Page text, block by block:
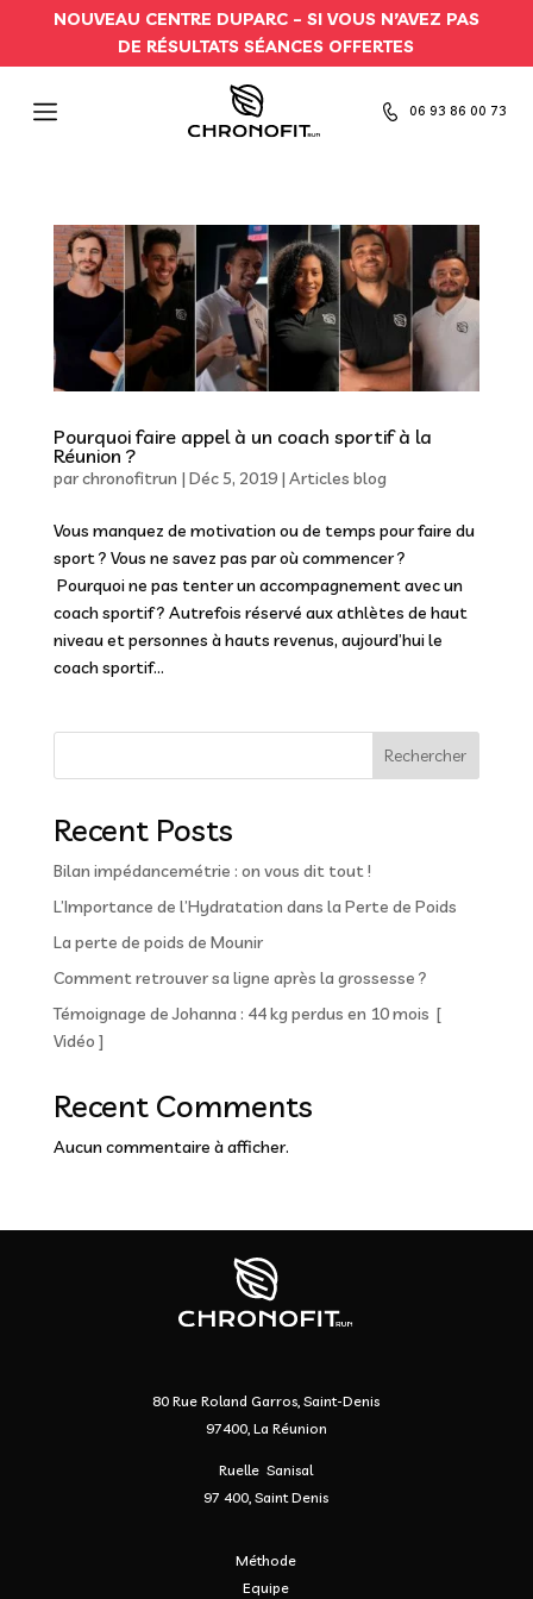
NOUVEAU CENTRE DUPARC – SI VOUS N’AVEZ PAS
DE RÉSULTATS SÉANCES OFFERTES
06 93 86 00 73
Pourquoi faire appel à un coach sportif à la
Réunion ?
parchronofitrun | Déc 5, 2019| Articles blog
Vous manquez de motivation ou de temps pour faire du
sport ? Vous ne savez pas par où commencer ?
Pourquoi ne pas tenter un accompagnement avec un
coach sportif ? Autrefois réservé aux athlètes de haut
niveau et personnes à hauts revenus, aujourd’hui le
coach sportif...
Rechercher
Recent Posts
Bilan impédancemétrie : on vous dit tout !
L’Importance de l’Hydratation dans la Perte de Poids
La perte de poids de Mounir
Comment retrouver sa ligne après la grossesse ?
Témoignage de Johanna : 44 kg perdus en 10 mois [
Vidéo ]
Recent Comments
Aucun commentaire à afficher.
80 Rue Roland Garros, Saint-Denis
97400, La Réunion
Ruelle Sanisal
97 400, Saint Denis
Méthode
Equipe